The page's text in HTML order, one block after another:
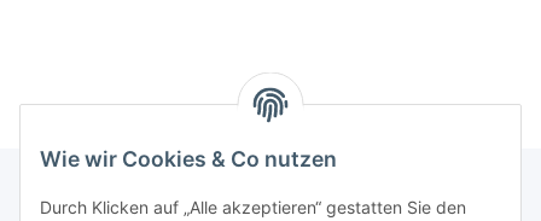
Wie wir Cookies & Co nutzen
Durch Klicken auf „Alle akzeptieren“ gestatten Sie den